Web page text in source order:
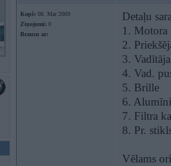
Kopš: 08. Mar 2009
Ziņojumi: 0
Braucu ar:
Detaļu
1. Motora
2.
3.
4. Vad.
5. Brille
6.
7. Filtra
8. Pr.
Vēlams